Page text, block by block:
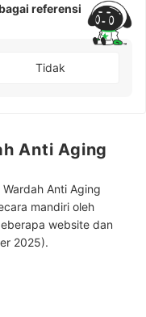
referensi
Tidak
Anti Aging
Anti Aging
mandiri oleh
website dan
2025).